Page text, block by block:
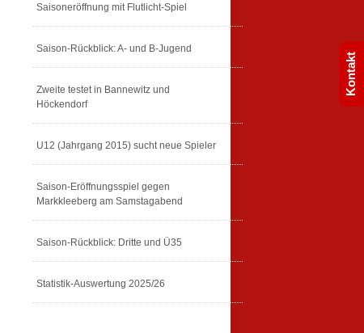
Saisoneröffnung mit Flutlicht-Spiel
Saison-Rückblick: A- und B-Jugend
Zweite testet in Bannewitz und
Höckendorf
U12 (Jahrgang 2015) sucht neue Spieler
Saison-Eröffnungsspiel gegen
Markkleeberg am Samstagabend
Saison-Rückblick: Dritte und Ü35
Statistik-Auswertung 2025/26
Kontakt